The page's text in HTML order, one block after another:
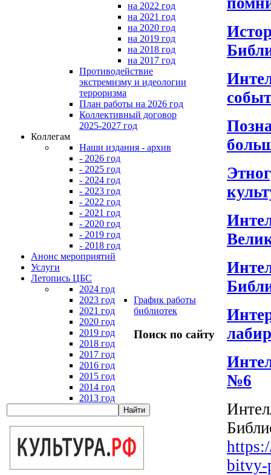
на 2022 год
на 2021 год
на 2020 год
на 2019 год
на 2018 год
на 2017 год
Противодействие
экстремизму и идеологии
терроризма
План работы на 2026 год
Коллективный договор
2025-2027 год
Коллегам
Наши издания - архив
- 2026 год
- 2025 год
- 2024 год
- 2023 год
- 2022 год
- 2021 год
- 2020 год
- 2019 год
- 2018 год
Анонс мероприятий
Услуги
Летопись ЦБС
2024 год
2023 год
2021 год
2020 год
2019 год
2018 год
2017 год
2016 год
2015 год
2014 год
2013 год
График работы
библиотек
Поиск по сайту
№6
bitvy-